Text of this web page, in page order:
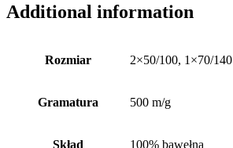
Additional information
Rozmiar 2×50/100, 1×70/140
Gramatura 500 m/g
Skład 100% bawełna